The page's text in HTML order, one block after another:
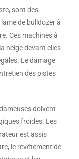
sont des
de bulldozer à
Ces machines à
neige devant elles
Le damage
des pistes
doivent
froides. Les
est assis
le revêtement de